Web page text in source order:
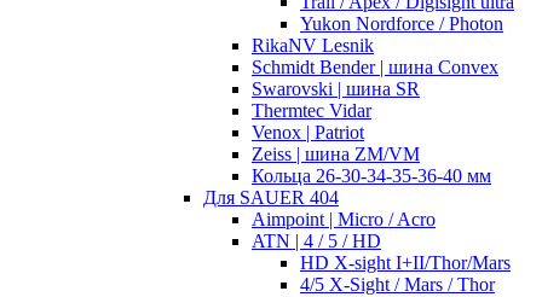
Yukon Nordforce / Photon
RikaNV Lesnik
Schmidt Bender | шина Convex
Swarovski | шина SR
Thermtec Vidar
Venox | Patriot
Zeiss | шина ZM/VM
Кольца 26-30-34-35-36-40 мм
Для SAUER 404
Aimpoint | Micro / Acro
ATN | 4 / 5 / HD
HD X-sight I+II/Thor/Mars
4/5 X-Sight / Mars / Thor